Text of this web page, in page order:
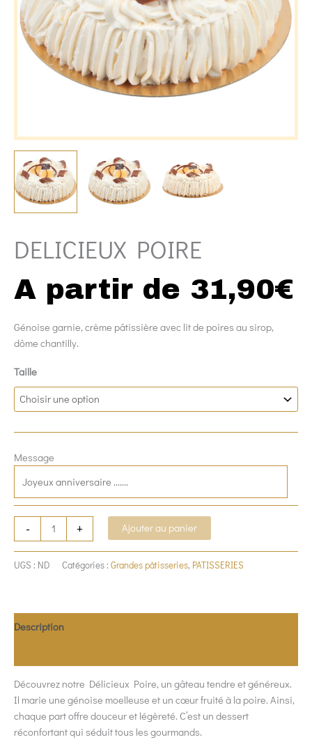
DELICIEUX POIRE
A partir de 31,90€
Génoise garnie, crème pâtissière avec lit de poires au sirop,
dôme chantilly.
Taille
Message
- + Ajouter au panier
UGS : ND Catégories : Grandes pâtisseries, PATISSERIES
Description
Découvrez notre Délicieux Poire, un gâteau tendre et généreux.
Il marie une génoise moelleuse et un cœur fruité à la poire. Ainsi,
chaque part offre douceur et légèreté. C’est un dessert
réconfortant qui séduit tous les gourmands.